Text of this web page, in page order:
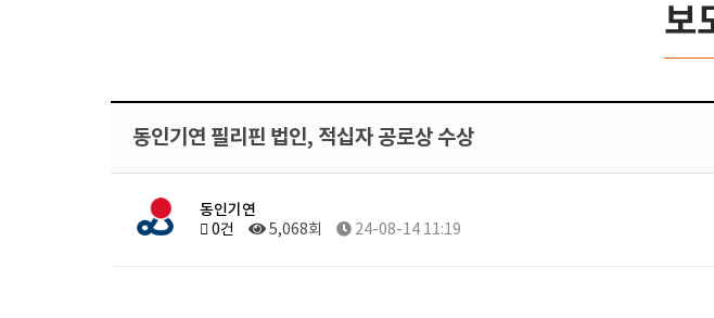
보
동인기연 필리핀 법인, 적십자 공로상 수상
동인기연
0건 5,068회 24-08-14 11:19